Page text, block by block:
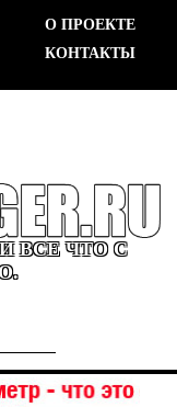
О ПРОЕКТЕ
КОНТАКТЫ
ВСЕ ЧТО С